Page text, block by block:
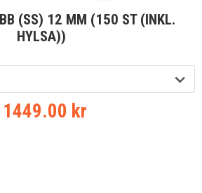
(SS) 12 MM (150 ST (INKL.
HYLSA))
1449.00 kr